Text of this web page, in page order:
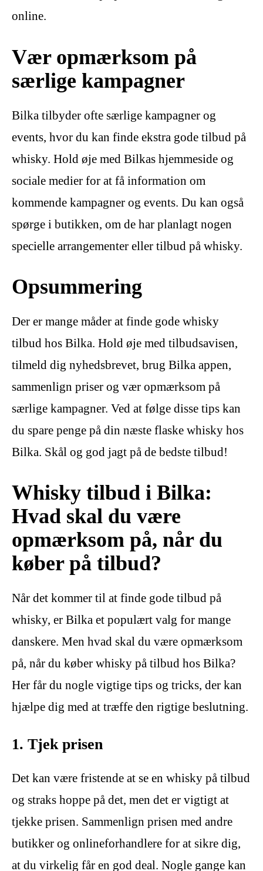
online.
Vær opmærksom på
særlige kampagner
Bilka tilbyder ofte særlige kampagner og
events, hvor du kan finde ekstra gode tilbud på
whisky. Hold øje med Bilkas hjemmeside og
sociale medier for at få information om
kommende kampagner og events. Du kan også
spørge i butikken, om de har planlagt nogen
specielle arrangementer eller tilbud på whisky.
Opsummering
Der er mange måder at finde gode whisky
tilbud hos Bilka. Hold øje med tilbudsavisen,
tilmeld dig nyhedsbrevet, brug Bilka appen,
sammenlign priser og vær opmærksom på
særlige kampagner. Ved at følge disse tips kan
du spare penge på din næste flaske whisky hos
Bilka. Skål og god jagt på de bedste tilbud!
Whisky tilbud i Bilka:
Hvad skal du være
opmærksom på, når du
køber på tilbud?
Når det kommer til at finde gode tilbud på
whisky, er Bilka et populært valg for mange
danskere. Men hvad skal du være opmærksom
på, når du køber whisky på tilbud hos Bilka?
Her får du nogle vigtige tips og tricks, der kan
hjælpe dig med at træffe den rigtige beslutning.
1. Tjek prisen
Det kan være fristende at se en whisky på tilbud
og straks hoppe på det, men det er vigtigt at
tjekke prisen. Sammenlign prisen med andre
butikker og onlineforhandlere for at sikre dig,
at du virkelig får en god deal. Nogle gange kan